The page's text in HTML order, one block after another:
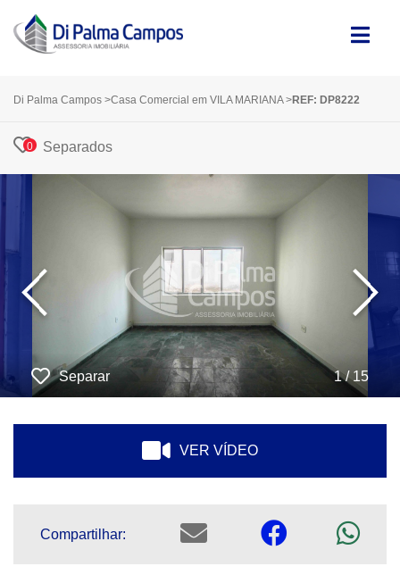
Di Palma Campos >Casa Comercial em VILA MARIANA >REF: DP8222
0 Separados
‹ ›
Separar 1 / 15
VER VÍDEO
Compartilhar: